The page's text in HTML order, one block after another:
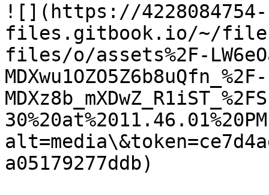
![](https://4228084754-
files.gitbook.io/~/
files/o/assets%2F-
MDXwu1OZO5Z6b8uQfn_%2F-
a05179277ddb)